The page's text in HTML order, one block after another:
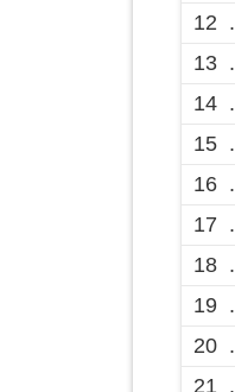
12 .
13 .
14 .
15 .
16 .
17 .
18 .
19 .
20 .
21 .